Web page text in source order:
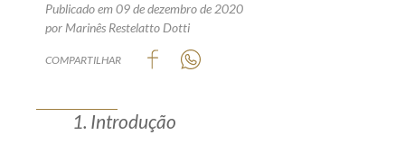
Política de Privacidade
Guia de Direitos dos Titulares de Dados
Encarregado (contato)
Produtos e serviços
Publicado em 09 de dezembro de 2020
por Marinês Restelatto Dotti
COMPARTILHAR
1. Introdução